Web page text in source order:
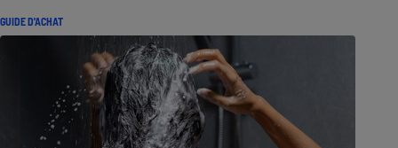
GUIDE D'ACHAT